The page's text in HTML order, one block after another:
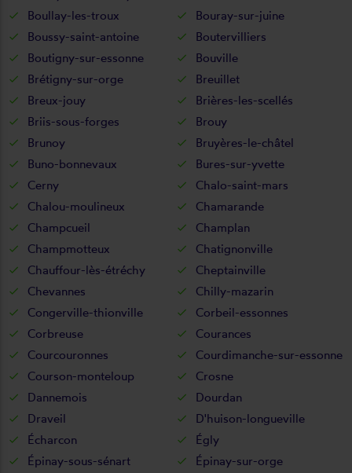
Boullay-les-troux
Bouray-sur-juine
Boussy-saint-antoine
Boutervilliers
Boutigny-sur-essonne
Bouville
Brétigny-sur-orge
Breuillet
Breux-jouy
Brières-les-scellés
Briis-sous-forges
Brouy
Brunoy
Bruyères-le-châtel
Buno-bonnevaux
Bures-sur-yvette
Cerny
Chalo-saint-mars
Chalou-moulineux
Chamarande
Champcueil
Champlan
Champmotteux
Chatignonville
Chauffour-lès-étréchy
Cheptainville
Chevannes
Chilly-mazarin
Congerville-thionville
Corbeil-essonnes
Corbreuse
Courances
Courcouronnes
Courdimanche-sur-essonne
Courson-monteloup
Crosne
Dannemois
Dourdan
Draveil
D'huison-longueville
Écharcon
Égly
Épinay-sous-sénart
Épinay-sur-orge